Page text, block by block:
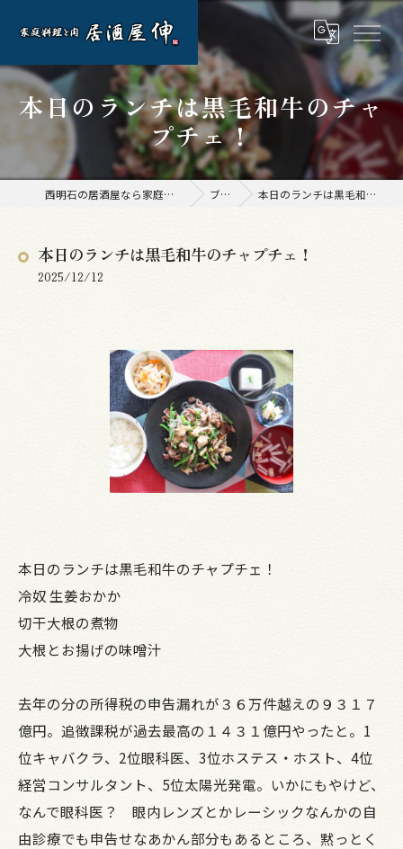
本日のランチは黒毛和牛のチャ
プチェ！
西明石の居酒屋なら家庭料理と肉 居酒屋 伸 ブログ 本日のランチは黒毛和牛のチャプチェ！
本日のランチは黒毛和牛のチャプチェ！
2025/12/12
本日のランチは黒毛和牛のチャプチェ！
冷奴 生姜おかか
切干大根の煮物
大根とお揚げの味噌汁
去年の分の所得税の申告漏れが３６万件越えの９３１７
億円。追徴課税が過去最高の１４３１億円やったと。1
位キャバクラ、2位眼科医、3位ホステス・ホスト、4位
経営コンサルタント、5位太陽光発電。いかにもやけど、
なんで眼科医？ 眼内レンズとかレーシックなんかの自
由診療でも申告せなあかん部分もあるところ、黙っとく